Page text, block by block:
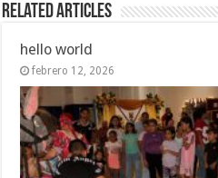
Related Articles
hello world
febrero 12, 2026